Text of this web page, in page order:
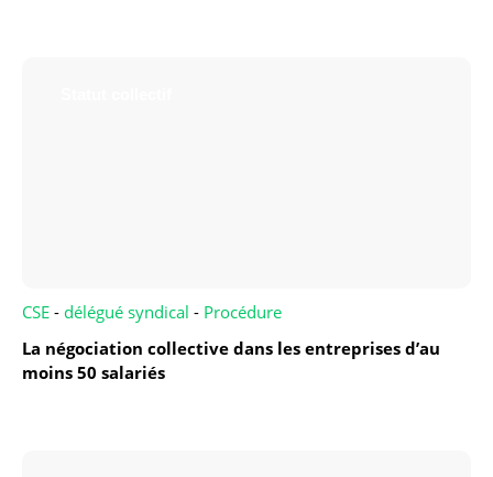
CSE - délégué syndical - Procédure
La négociation collective dans les entreprises d’au
moins 50 salariés